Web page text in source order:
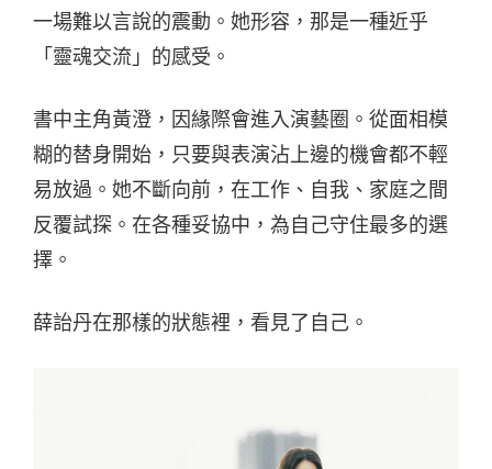
一場難以言說的震動。她形容，那是一種近乎
「靈魂交流」的感受。
書中主角黃澄，因緣際會進入演藝圈。從面相模
糊的替身開始，只要與表演沾上邊的機會都不輕
易放過。她不斷向前，在工作、自我、家庭之間
反覆試探。在各種妥協中，為自己守住最多的選
擇。
薛詒丹在那樣的狀態裡，看見了自己。